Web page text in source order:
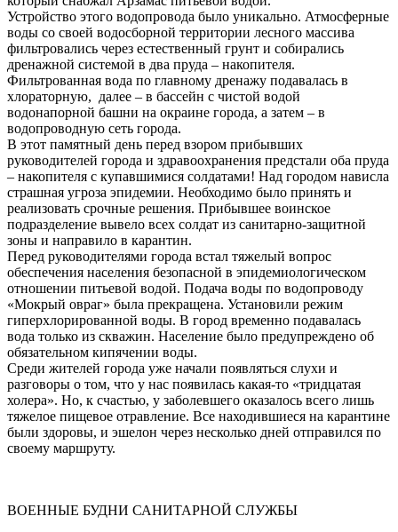
Устройство этого водопровода было уникально. Атмосферные
воды со своей водосборной территории лесного массива
фильтровались через естественный грунт и собирались
дренажной системой в два пруда – накопителя.
Фильтрованная вода по главному дренажу подавалась в
хлораторную, далее – в бассейн с чистой водой
водонапорной башни на окраине города, а затем – в
водопроводную сеть города.
В этот памятный день перед взором прибывших
руководителей города и здравоохранения предстали оба пруда
– накопителя с купавшимися солдатами! Над городом нависла
страшная угроза эпидемии. Необходимо было принять и
реализовать срочные решения. Прибывшее воинское
подразделение вывело всех солдат из санитарно-защитной
зоны и направило в карантин.
Перед руководителями города встал тяжелый вопрос
обеспечения населения безопасной в эпидемиологическом
отношении питьевой водой. Подача воды по водопроводу
«Мокрый овраг» была прекращена. Установили режим
гиперхлорированной воды. В город временно подавалась
вода только из скважин. Население было предупреждено об
обязательном кипячении воды.
Среди жителей города уже начали появляться слухи и
разговоры о том, что у нас появилась какая-то «тридцатая
холера». Но, к счастью, у заболевшего оказалось всего лишь
тяжелое пищевое отравление. Все находившиеся на карантине
были здоровы, и эшелон через несколько дней отправился по
своему маршруту.
ВОЕННЫЕ БУДНИ САНИТАРНОЙ СЛУЖБЫ